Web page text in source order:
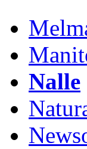
Nalle